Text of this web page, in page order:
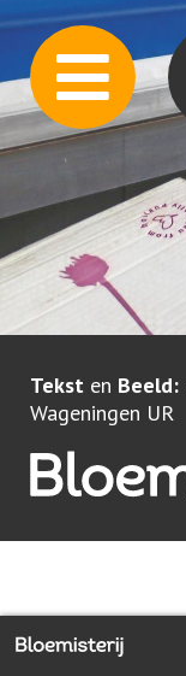
Back to index
Tekst en Beeld:
Wageningen UR